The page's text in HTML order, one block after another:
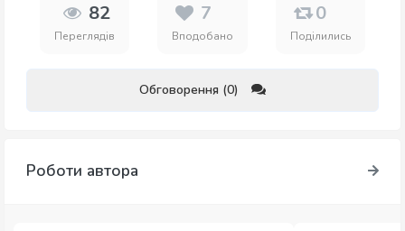
82
Переглядів
7
Вподобано
0
Поділились
Обговорення (0)
Роботи автора